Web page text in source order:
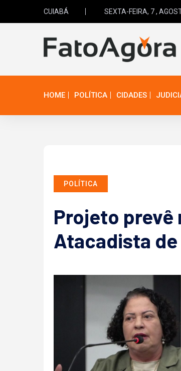
CUIABÁ SEXTA-FEIRA, 7 ,
HOME POLÍTICA CIDADES
POLÍTICA
Projeto prevê
Atacadista de